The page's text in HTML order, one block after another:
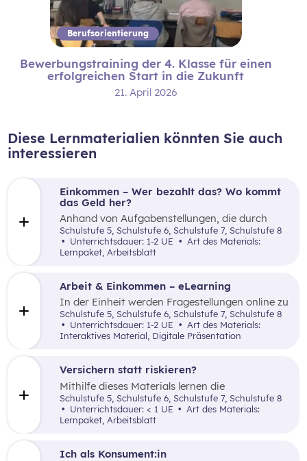
Berufsorientierung
Bewerbungstraining der 4. Klasse für einen
erfolgreichen Start in die Zukunft
21. April 2026
Diese Lernmaterialien könnten Sie auch
interessieren
Einkommen – Wer bezahlt das? Wo kommt
das Geld her?
Anhand von Aufgabenstellungen, die durch
kurze Texte und Videolinks unterstützt werden,
informiert das Material über Einkommen,
Steuern (Lohnsteuer brutto netto),
Sozialversicherung sowie die Bereitstellung
Schulstufe 5, Schulstufe 6, Schulstufe 7, Schulstufe 8
Unterrichtsdauer: 1-2 UE
Lernpaket, Arbeitsblatt
Arbeit & Einkommen – eLearning
In der Einheit werden Fragestellungen online zu
folgenden Themen bearbeitet. Formen der
Arbeit, Einkommen, Arbeitslosigkeit und
Verwendung des Einkommens.
Schulstufe 5, Schulstufe 6, Schulstufe 7, Schulstufe 8
Unterrichtsdauer: 1-2 UE
Art des Materials:
Interaktives Material, Digitale Präsentation
Versichern statt riskieren?
Mithilfe dieses Materials lernen die
Schüler:innen, was Risiko bedeutet, wie man
damit umgeht und welche Arten von
Versicherungen es gibt.
Schulstufe 5, Schulstufe 6, Schulstufe 7, Schulstufe 8
Unterrichtsdauer: < 1 UE
Lernpaket, Arbeitsblatt
Ich als Konsument:in